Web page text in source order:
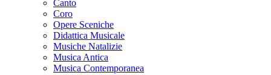
Canto
Coro
Opere Sceniche
Didattica Musicale
Musiche Natalizie
Musica Antica
Musica Contemporanea